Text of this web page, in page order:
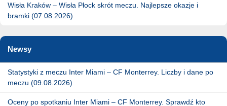
Wisła Kraków – Wisła Płock skrót meczu. Najlepsze okazje i
bramki (07.08.2026)
Newsy
Statystyki z meczu Inter Miami – CF Monterrey. Liczby i dane po
meczu (09.08.2026)
Oceny po spotkaniu Inter Miami – CF Monterrey. Sprawdź kto